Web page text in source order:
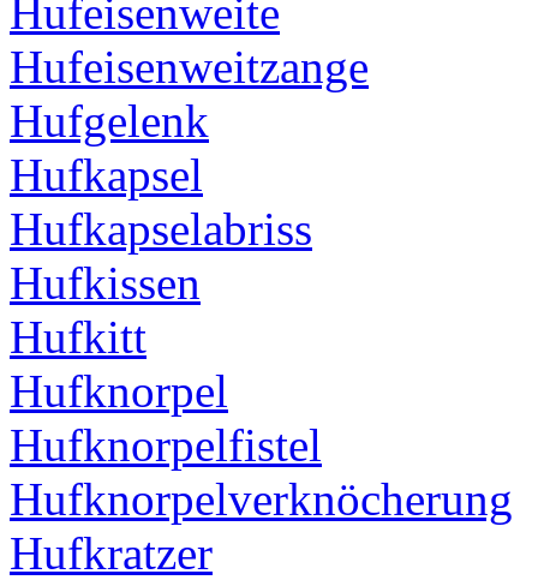
Hufeisenweite
Hufeisenweitzange
Hufgelenk
Hufkapsel
Hufkapselabriss
Hufkissen
Hufkitt
Hufknorpel
Hufknorpelfistel
Hufknorpelverknöcherung
Hufkratzer